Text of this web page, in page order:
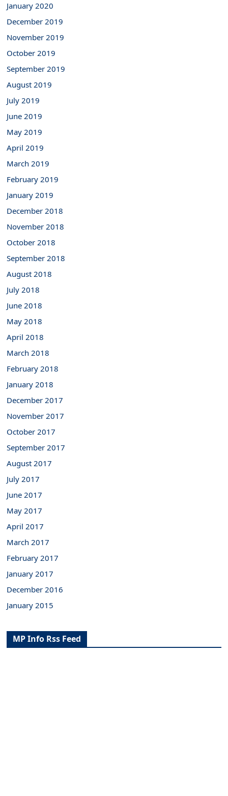
January 2020
December 2019
November 2019
October 2019
September 2019
August 2019
July 2019
June 2019
May 2019
April 2019
March 2019
February 2019
January 2019
December 2018
November 2018
October 2018
September 2018
August 2018
July 2018
June 2018
May 2018
April 2018
March 2018
February 2018
January 2018
December 2017
November 2017
October 2017
September 2017
August 2017
July 2017
June 2017
May 2017
April 2017
March 2017
February 2017
January 2017
December 2016
January 2015
MP Info Rss Feed